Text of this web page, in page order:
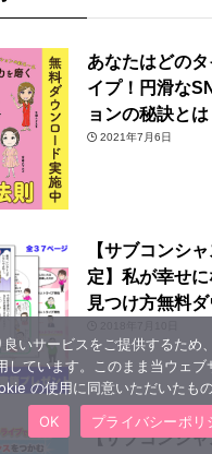
あなたはどの
イプ！円滑な
ョンの秘訣とは
2021年7月6日
【サブコンシ
定】私が幸せ
見つけ方無料
【サブコンシ
良いサービスをご提供するため
しています。このまま当ウェブ
の使用に同意いただいたもの
OK
プライバシーポリ